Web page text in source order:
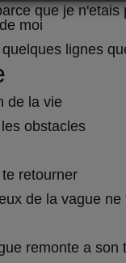
que je
moi
lignes
de la vie
obstacles
retourner
de la vague
remonte a son